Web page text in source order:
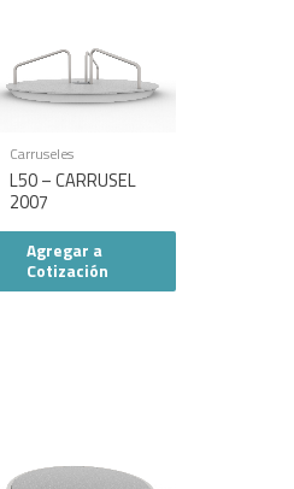
Carruseles
L50 – CARRUSEL
2007
Agregar a
Cotización